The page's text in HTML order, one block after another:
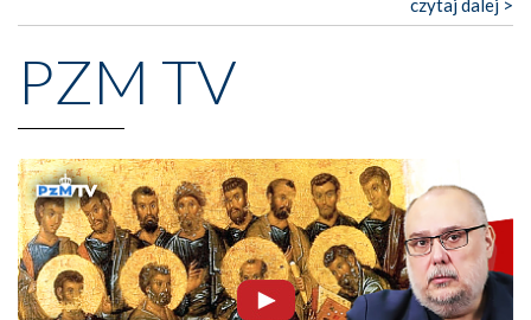
czytaj dalej >
PZM TV